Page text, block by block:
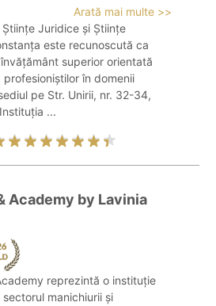
Arată mai multe >>
Juridice și Științe
este recunoscută ca
superior orientată
profesioniștilor în domenii
pe Str. Unirii, nr. 32-34,
...
Academy by Lavinia
reprezintă o instituție
manichiurii și